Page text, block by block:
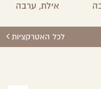
אילת, ערבה
לכל האטרקציות